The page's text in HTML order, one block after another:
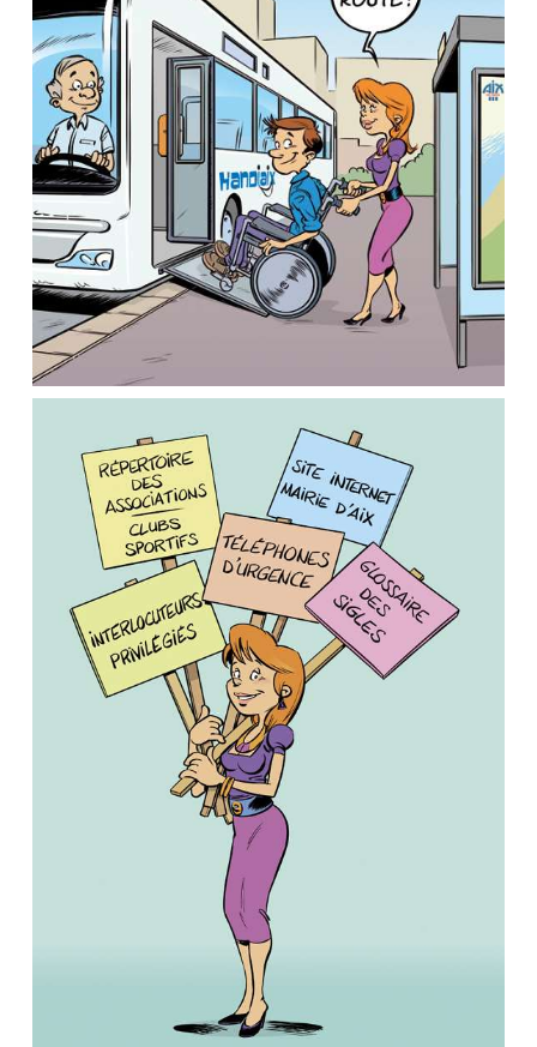
GuideHandiAix / Créapluriel
GuideHandiAix / Créapluriel